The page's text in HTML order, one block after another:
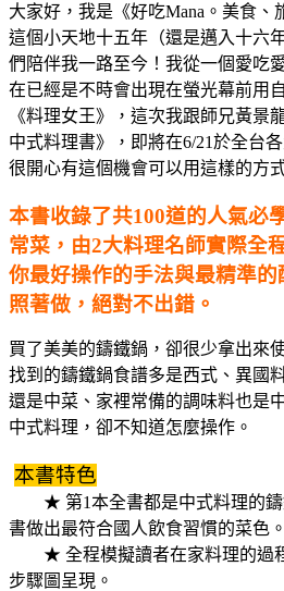
大家好，我是《好吃Mana。美食、
這個小天地十五年（還是邁入十六
們陪伴我一路至今！我從一個愛吃
在已經是不時會出現在螢光幕前用
《料理女王》，這次我跟師兄黃景
中式料理書》，即將在6/21於全台
很開心有這個機會可以用這樣的方
本書收錄了共100道的人氣必
常菜，由2大料理名師實際全
你最好操作的手法與最精準
照著做，絕對不出錯。
買了美美的鑄鐵鍋，卻很少拿出來
找到的鑄鐵鍋食譜多是西式、異國
還是中菜、家裡常備的調味料也是
中式料理，卻不知道怎麼操作。
本書特色
★ 第1本全書都是中式料理的鑄
書做出最符合國人飲食習慣的菜色。
★ 全程模擬讀者在家料理的過程
步驟圖呈現。